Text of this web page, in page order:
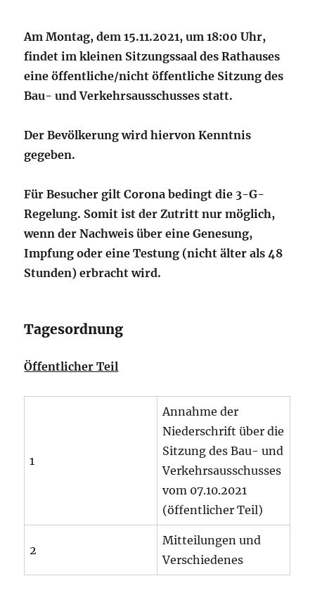
Am Montag, dem 15.11.2021, um 18:00 Uhr,
findet im kleinen Sitzungssaal des Rathauses
eine öffentliche/nicht öffentliche Sitzung des
Bau- und Verkehrsausschusses statt.
Der Bevölkerung wird hiervon Kenntnis
gegeben.
Für Besucher gilt Corona bedingt die 3-G-
Regelung. Somit ist der Zutritt nur möglich,
wenn der Nachweis über eine Genesung,
Impfung oder eine Testung (nicht älter als 48
Stunden) erbracht wird.
Tagesordnung
Öffentlicher Teil
1
Annahme der
Niederschrift über die
Sitzung des Bau- und
Verkehrsausschusses
vom 07.10.2021
(öffentlicher Teil)
2
Mitteilungen und
Verschiedenes